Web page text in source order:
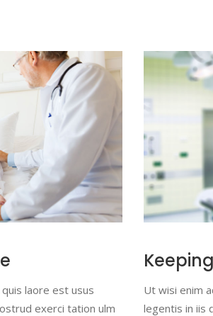
laore est usus
exerci tation ulm
Ut wisi enim
legentis in iis